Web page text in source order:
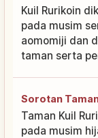
Kuil Rurikoin
pada musim
aomomiji dan
taman serta
Sorotan
Taman Kuil
pada musim